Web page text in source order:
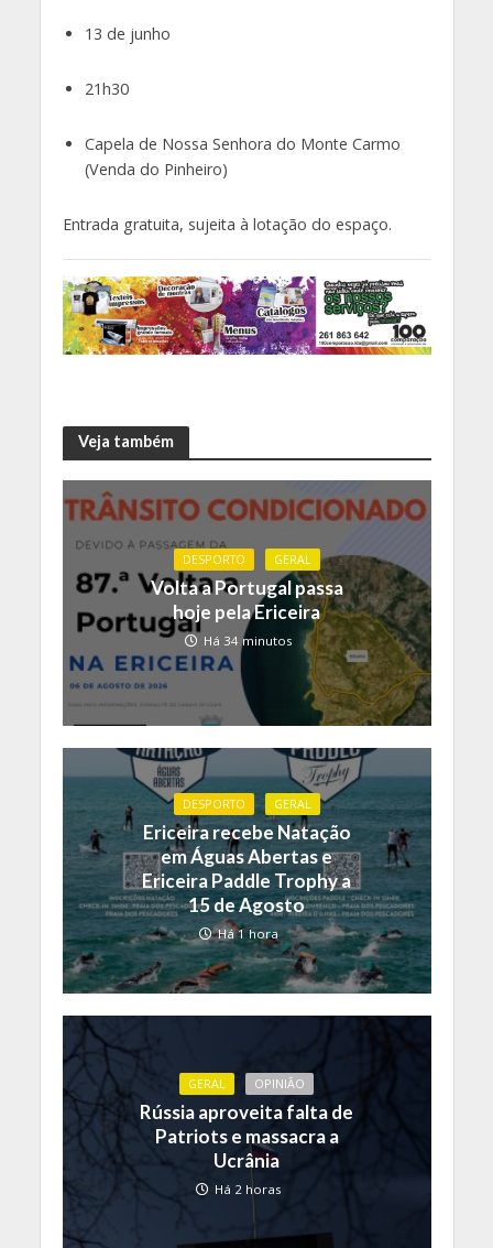
13 de junho
21h30
Capela de Nossa Senhora do Monte Carmo
(Venda do Pinheiro)
Entrada gratuita, sujeita à lotação do espaço.
Veja também
DESPORTO GERAL
Volta a Portugal passa
hoje pela Ericeira
Há 34 minutos
DESPORTO GERAL
Ericeira recebe Natação
em Águas Abertas e
Ericeira Paddle Trophy a
15 de Agosto
Há 1 hora
GERAL OPINIÃO
Rússia aproveita falta de
Patriots e massacra a
Ucrânia
Há 2 horas